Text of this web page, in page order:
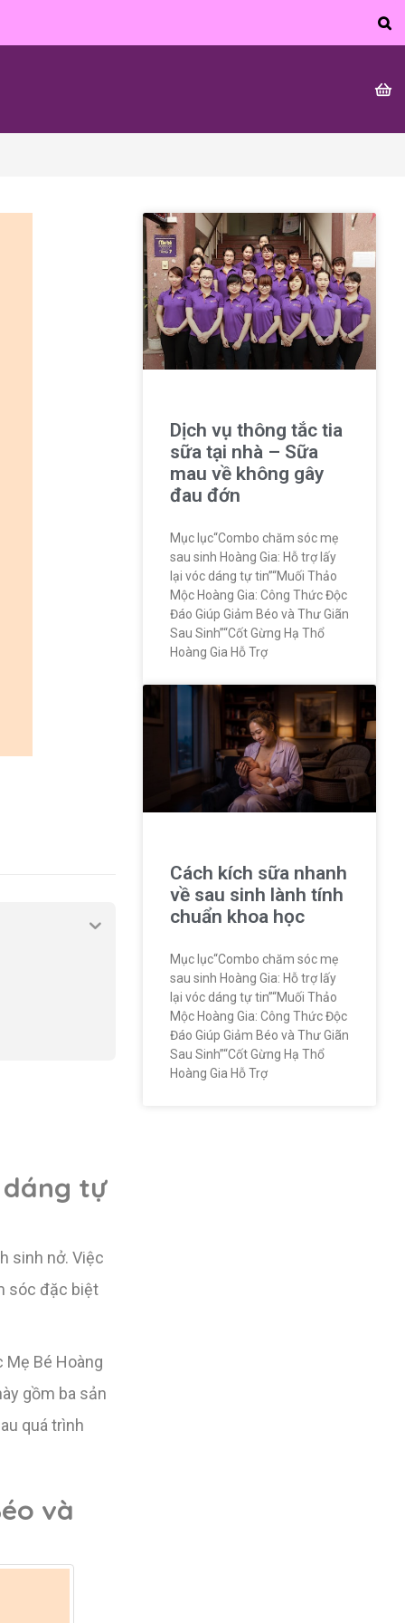
dáng tự
sinh nở. Việc
sóc đặc biệt
Bé Hoàng
gồm ba sản
quá trình
và
Dịch vụ thông tắc tia
sữa tại nhà – Sữa
mau về không gây
đau đớn
Mục lục“Combo chăm sóc mẹ
sau sinh Hoàng Gia: Hỗ trợ lấy
lại vóc dáng tự tin”“Muối Thảo
Mộc Hoàng Gia: Công Thức Độc
Đáo Giúp Giảm Béo và Thư Giãn
Sau Sinh”“Cốt Gừng Hạ Thổ
Hoàng Gia Hỗ Trợ
Cách kích sữa nhanh
về sau sinh lành tính
chuẩn khoa học
Mục lục“Combo chăm sóc mẹ
sau sinh Hoàng Gia: Hỗ trợ lấy
lại vóc dáng tự tin”“Muối Thảo
Mộc Hoàng Gia: Công Thức Độc
Đáo Giúp Giảm Béo và Thư Giãn
Sau Sinh”“Cốt Gừng Hạ Thổ
Hoàng Gia Hỗ Trợ